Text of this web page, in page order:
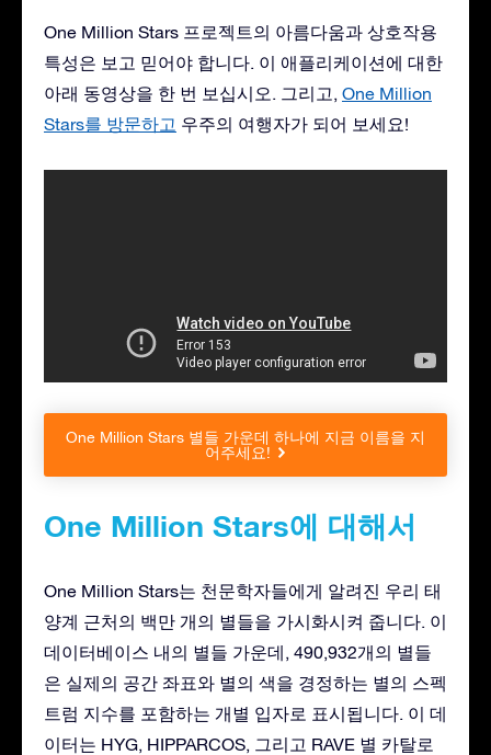
One Million Stars 프로젝트의 아름다움과 상호작용
특성은 보고 믿어야 합니다. 이 애플리케이션에 대한
아래 동영상을 한 번 보십시오. 그리고, One Million
Stars를 방문하고 우주의 여행자가 되어 보세요!
One Million Stars 별들 가운데 하나에 지금 이름을 지
어주세요!
One Million Stars에 대해서
One Million Stars는 천문학자들에게 알려진 우리 태
양계 근처의 백만 개의 별들을 가시화시켜 줍니다. 이
데이터베이스 내의 별들 가운데, 490,932개의 별들
은 실제의 공간 좌표와 별의 색을 경정하는 별의 스펙
트럼 지수를 포함하는 개별 입자로 표시됩니다. 이 데
이터는 HYG, HIPPARCOS, 그리고 RAVE 별 카탈로